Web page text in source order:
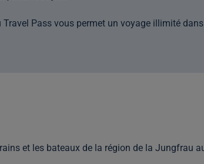
Pass vous permet un voyage illimité
et les bateaux de la région de la Jungfrau